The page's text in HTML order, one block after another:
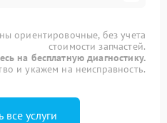
ориентировочные, без учета
стоимости запчастей.
на бесплатную диагностику.
и укажем на неисправность.
все услуги